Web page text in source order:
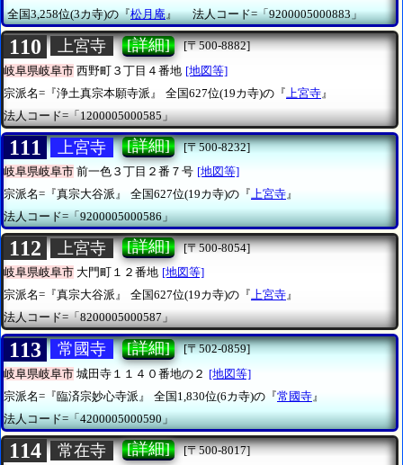
全国3,258位(3カ寺)の『松月庵』 法人コード=「9200005000883」
110 上宮寺 [詳細]
[〒500-8882]
岐阜県岐阜市 西野町３丁目４番地 [地図等]
宗派名=『浄土真宗本願寺派』
全国627位(19カ寺)の『 上宮寺 』
法人コード=「1200005000585」
111 上宮寺 [詳細]
[〒500-8232]
岐阜県岐阜市 前一色３丁目２番７号 [地図等]
宗派名=『真宗大谷派』
全国627位(19カ寺)の『上宮寺』
法人コード=「9200005000586」
112 上宮寺 [詳細]
[〒500-8054]
岐阜県岐阜市 大門町１２番地 [地図等]
宗派名=『真宗大谷派』
全国627位(19カ寺)の『上宮寺』
法人コード=「8200005000587」
113 常國寺 [詳細]
[〒502-0859]
岐阜県岐阜市 城田寺１１４０番地の２ [地図等]
宗派名=『臨済宗妙心寺派』
全国1,830位(6カ寺)の『常國寺 』
法人コード=「4200005000590」
114 常在寺 [詳細]
[〒500-8017]